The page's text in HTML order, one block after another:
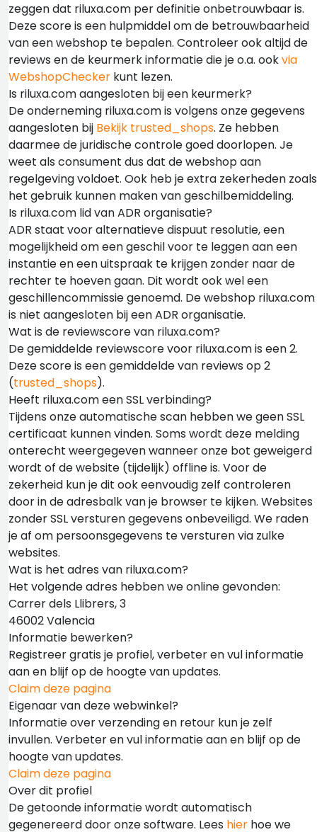
zeggen dat riluxa.com per definitie onbetrouwbaar is.
Deze score is een hulpmiddel om de betrouwbaarheid
van een webshop te bepalen. Controleer ook altijd de
reviews en de keurmerk informatie die je o.a. ookvia
WebshopChecker kunt lezen.
Is riluxa.com aangesloten bij een keurmerk?
De onderneming riluxa.com is volgens onze gegevens
aangesloten bij Bekijk trusted_shops. Ze hebben
daarmee de juridische controle goed doorlopen. Je
weet als consument dus dat de webshop aan
regelgeving voldoet. Ook heb je extra zekerheden zoals
het gebruik kunnen maken van geschilbemiddeling.
Is riluxa.com lid van ADR organisatie?
ADR staat voor alternatieve dispuut resolutie, een
mogelijkheid om een geschil voor te leggen aan een
instantie en een uitspraak te krijgen zonder naar de
rechter te hoeven gaan. Dit wordt ook wel een
geschillencommissie genoemd. De webshop riluxa.com
is niet aangesloten bij een ADR organisatie.
Wat is de reviewscore van riluxa.com?
De gemiddelde reviewscore voor riluxa.com is een 2.
Deze score is een gemiddelde van reviews op 2
(trusted_shops).
Heeft riluxa.com een SSL verbinding?
Tijdens onze automatische scan hebben we geen SSL
certificaat kunnen vinden. Soms wordt deze melding
onterecht weergegeven wanneer onze bot geweigerd
wordt of de website (tijdelijk) offline is. Voor de
zekerheid kun je dit ook eenvoudig zelf controleren
door in de adresbalk van je browser te kijken. Websites
zonder SSL versturen gegevens onbeveiligd. We raden
je af om persoonsgegevens te versturen via zulke
websites.
Wat is het adres van riluxa.com?
Het volgende adres hebben we online gevonden:
Carrer dels Llibrers, 3
46002 Valencia
Informatie bewerken?
Registreer gratis je profiel, verbeter en vul informatie
aan en blijf op de hoogte van updates.
Claim deze pagina
Eigenaar van deze webwinkel?
Informatie over verzending en retour kun je zelf
invullen. Verbeter en vul informatie aan en blijf op de
hoogte van updates.
Claim deze pagina
Over dit profiel
De getoonde informatie wordt automatisch
gegenereerd door onze software. Lees hier hoe we